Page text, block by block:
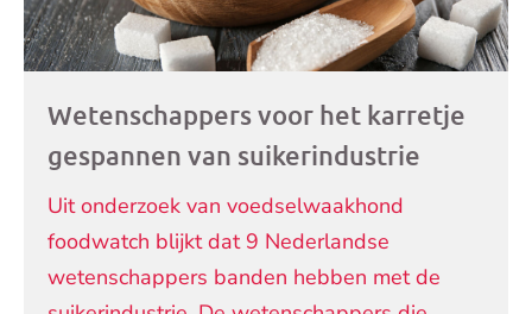
Wetenschappers voor het karretje
gespannen van suikerindustrie
Uit onderzoek van voedselwaakhond
foodwatch blijkt dat 9 Nederlandse
wetenschappers banden hebben met de